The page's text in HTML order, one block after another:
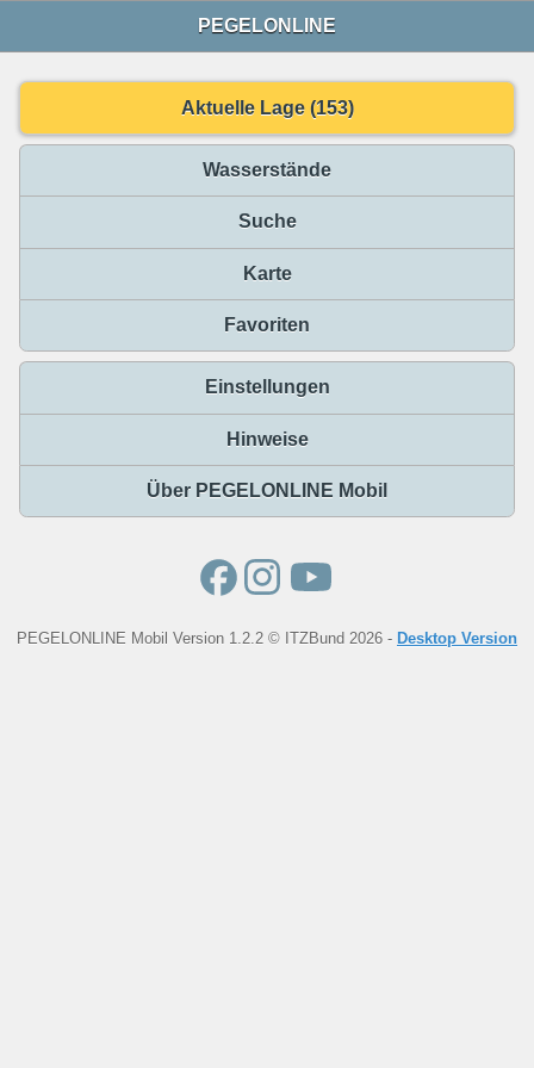
PEGELONLINE
Aktuelle Lage (153)
Wasserstände
Suche
Karte
Favoriten
Einstellungen
Hinweise
Über PEGELONLINE Mobil
PEGELONLINE Mobil Version 1.2.2 © ITZBund 2026 - Desktop Version